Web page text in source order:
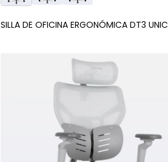
SILLA DE OFICINA ERGONÓMICA DT3 UNIC